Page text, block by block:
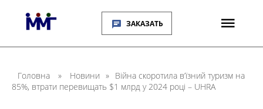
ЗАКАЗАТЬ
Головна » Новини » Війна скоротила в’їзний туризм на
85%, втрати перевищать $1 млрд у 2024 році – UHRA